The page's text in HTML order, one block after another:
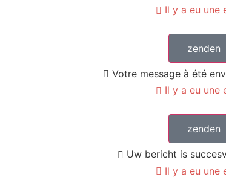
Il y a eu une
zenden
Votre message à été
Il y a eu une
zenden
Uw bericht is
Il y a eu une